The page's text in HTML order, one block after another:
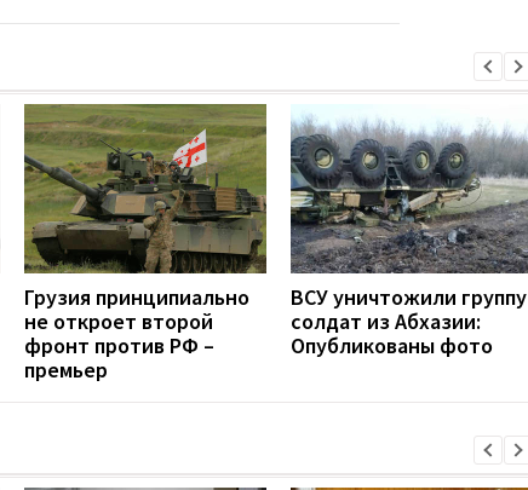
Грузия принципиально
не откроет второй
фронт против РФ –
премьер
ВСУ уничтожили группу
солдат из Абхазии:
Опубликованы фото